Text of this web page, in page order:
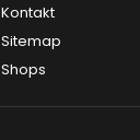
Kontakt
Sitemap
Shops